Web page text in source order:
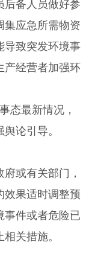
后备人员做好参
集应急所需物资
导致突发环境事
产经营者加强环
态最新情况，
论引导。
或有关部门，
效果适时调整预
事件或者危险已
关措施。